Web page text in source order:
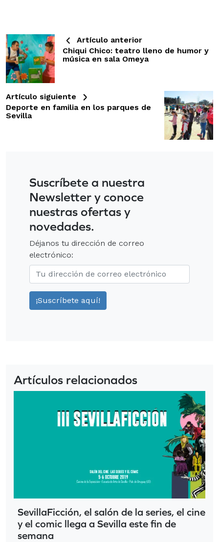
Artículo anterior
Chiqui Chico: teatro lleno de humor y
música en sala Omeya
Artículo siguiente
Deporte en familia en los parques de
Sevilla
Suscríbete a nuestra
Newsletter y conoce
nuestras ofertas y
novedades.
Déjanos tu dirección de correo
electrónico:
Artículos relacionados
SevillaFicción, el salón de la series, el cine
y el comic llega a Sevilla este fin de
semana